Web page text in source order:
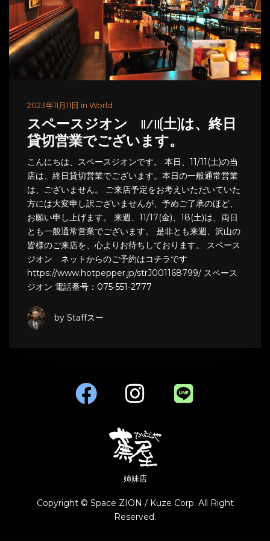
2023年11月11日 in World
スペースジオン 11/11(土)は、終日
貸切営業でございます。
こんにちは、スペースジオンです。 本日、11/11(土)の当
店は、終日貸切営業でございます。本日の一般通常営業
は、ございません。 ご来店予定をお考えいただいていた
方には大変申し訳ございませんが、予めご了承のほど、
お願い申し上げます。 来週、11/17(金)、18(土)は、両日
とも一般通常営業でございます。 是非とも来週、沢山の
皆様のご来店を、心よりお待ちしております。 スペース
ジオン ネットからのご予約はコチラです
https://www.hotpepper.jp/strJ001168799/ スペース
ジオン 電話番号：075-551-2777
by Staffスー
姉妹店
Copyright © Space ZION / Kuze Corp. All Right
Reserved.